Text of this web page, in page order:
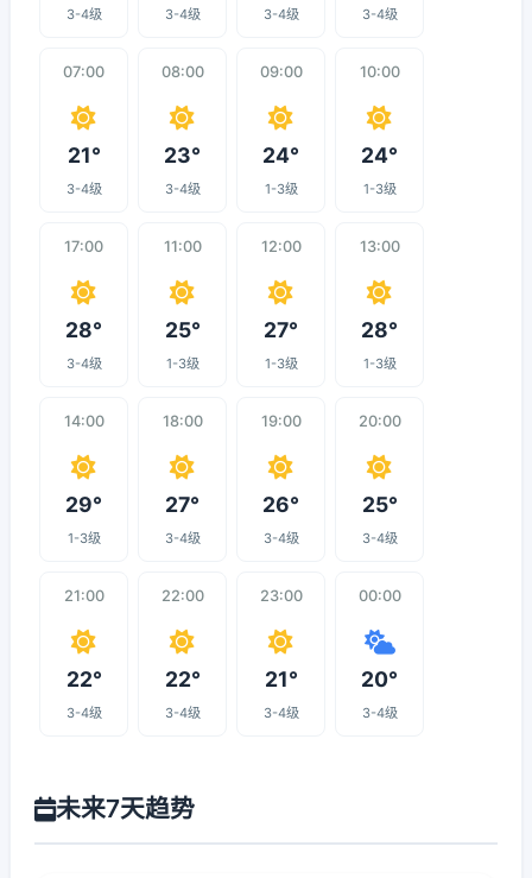
3-4级 3-4级 3-4级 3-4级
07:00
21°
3-4级
08:00
23°
3-4级
09:00
24°
1-3级
10:00
24°
1-3级
17:00
28°
3-4级
11:00
25°
1-3级
12:00
27°
1-3级
13:00
28°
1-3级
14:00
29°
1-3级
18:00
27°
3-4级
19:00
26°
3-4级
20:00
25°
3-4级
21:00
22°
3-4级
22:00
22°
3-4级
23:00
21°
3-4级
00:00
20°
3-4级
未来7天趋势